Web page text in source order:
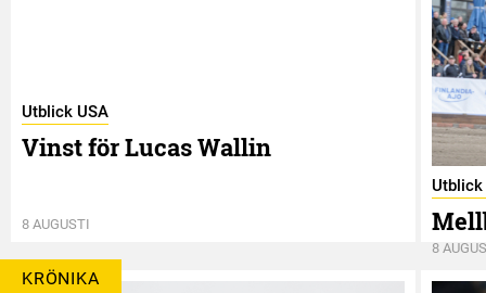
Utblick USA
Vinst för Lucas Wallin
8 AUGUSTI
Utblick
8
KRÖNIKA